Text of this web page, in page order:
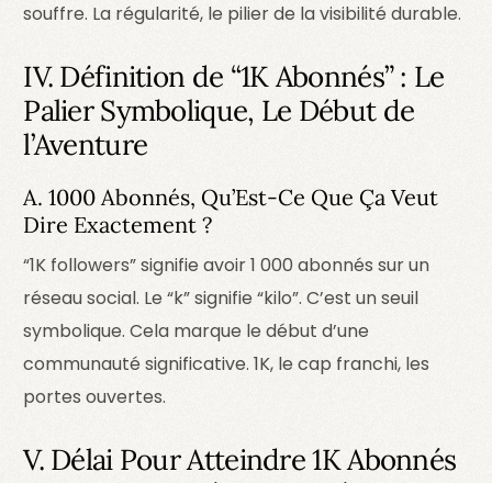
souffre. La régularité, le pilier de la visibilité durable.
IV. Définition de “1K Abonnés” : Le
Palier Symbolique, Le Début de
l’Aventure
A. 1000 Abonnés, Qu’Est-Ce Que Ça Veut
Dire Exactement ?
“1K followers” signifie avoir 1 000 abonnés sur un
réseau social. Le “k” signifie “kilo”. C’est un seuil
symbolique. Cela marque le début d’une
communauté significative.1K, le cap franchi, les
portes ouvertes.
V. Délai Pour Atteindre 1K Abonnés